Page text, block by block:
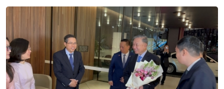
Pháp luật và đời sống